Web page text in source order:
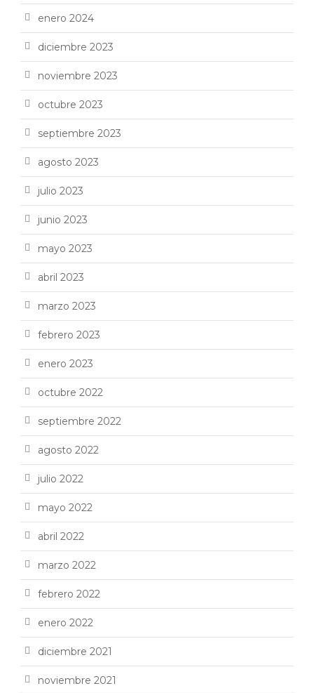
enero 2024
diciembre 2023
noviembre 2023
octubre 2023
septiembre 2023
agosto 2023
julio 2023
junio 2023
mayo 2023
abril 2023
marzo 2023
febrero 2023
enero 2023
octubre 2022
septiembre 2022
agosto 2022
julio 2022
mayo 2022
abril 2022
marzo 2022
febrero 2022
enero 2022
diciembre 2021
noviembre 2021